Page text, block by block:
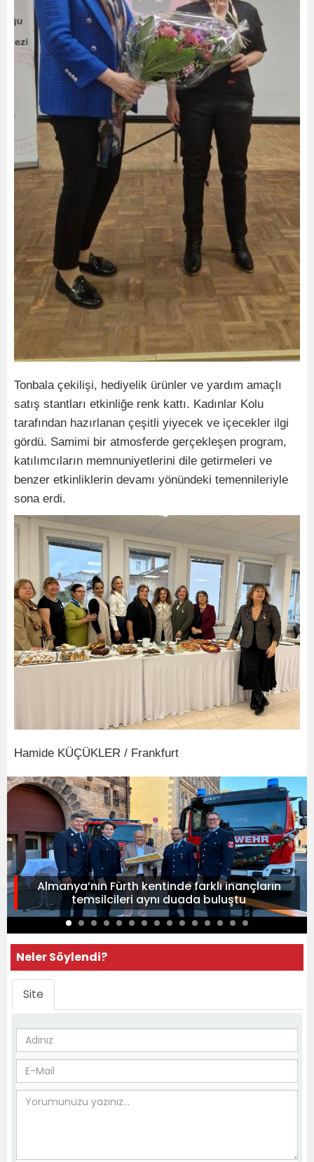
Tonbala çekilişi, hediyelik ürünler ve yardım amaçlı
satış stantları etkinliğe renk kattı. Kadınlar Kolu
tarafından hazırlanan çeşitli yiyecek ve içecekler ilgi
gördü. Samimi bir atmosferde gerçekleşen program,
katılımcıların memnuniyetlerini dile getirmeleri ve
benzer etkinliklerin devamı yönündeki temennileriyle
sona erdi.
Hamide KÜÇÜKLER / Frankfurt
Almanya’nın Fürth kentinde farklı inançların
temsilcileri aynı duada buluştu
Neler Söylendi?
Site